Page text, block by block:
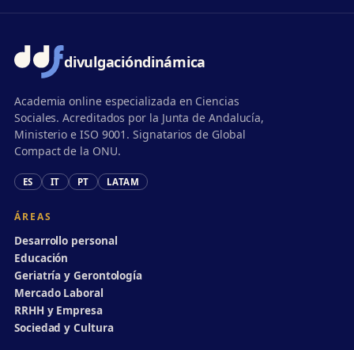
divulgacióndinámica
Academia online especializada en Ciencias
Sociales. Acreditados por la Junta de Andalucía,
Ministerio e ISO 9001. Signatarios de Global
Compact de la ONU.
ES IT PT LATAM
ÁREAS
Desarrollo personal
Educación
Geriatría y Gerontología
Mercado Laboral
RRHH y Empresa
Sociedad y Cultura